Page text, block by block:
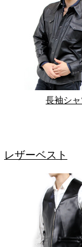
長袖シャ
レザーベスト